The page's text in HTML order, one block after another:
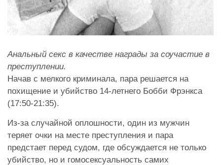
Анальный секс в качестве награды за соучастие в
преступлении.
Начав с мелкого криминала, пара решается на
похищение и убийство 14-летнего Бобби Фрэнкса
(17:50-21:35).
Из-за случайной оплошности, один из мужчин
теряет очки на месте преступления и пара
предстает перед судом, где обсуждается не только
убийство, но и гомосексуальность самих